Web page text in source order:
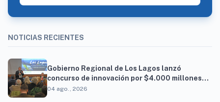
NOTICIAS RECIENTES
Gobierno Regional de Los Lagos lanzó
concurso de innovación por $4.000 millones
para resolver brechas productivas del
04 ago., 2026